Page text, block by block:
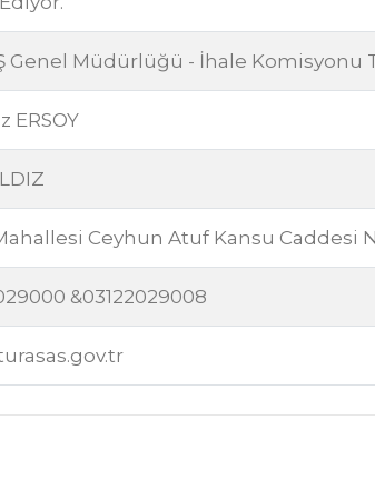
Genel Müdürlüğü - İhale Komisyonu
ERSOY
Ceyhun Atuf Kansu Caddesi
&03122029008